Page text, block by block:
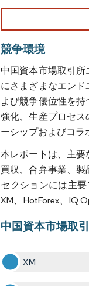
画像 © Mordor
競争環境
中国資本市場取引
にさまざまなエン
よび競争優位性を
強化、生産プロセ
ーシップおよびコラ
本レポートは、主要
買収、合弁事業、
セクションには主
XM、HotForex、IQ
中国資本市場取
XM